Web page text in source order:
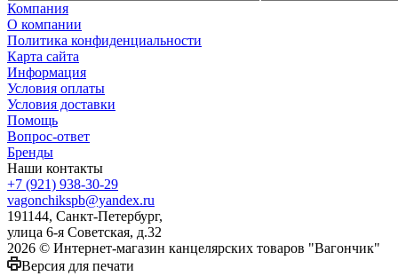
Компания
О компании
Политика конфиденциальности
Карта сайта
Информация
Условия оплаты
Условия доставки
Помощь
Вопрос-ответ
Бренды
Наши контакты
+7 (921) 938-30-29
vagonchikspb@yandex.ru
191144, Санкт-Петербург,
улица 6-я Советская, д.32
2026 © Интернет-магазин канцелярских товаров "Вагончик"
Версия для печати